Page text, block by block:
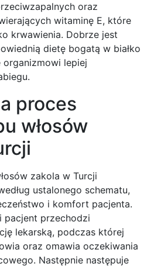
oraz
witaminę E, które
krwawienia. Dobrze jest
dietę bogatą w białko
lepiej
proces
włosów
zakola w Turcji
ustalonego schematu,
i komfort pacjenta.
pacjent przechodzi
lekarską, podczas której
oraz omawia oczekiwania
Następnie następuje